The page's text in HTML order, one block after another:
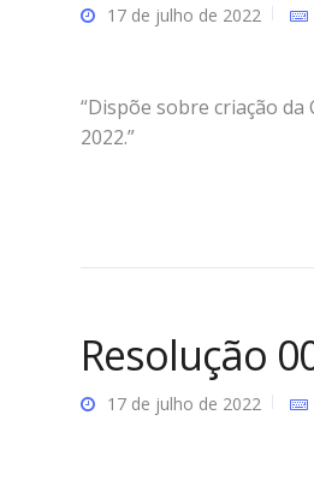
17 de julho de 2022
“Dispõe sobre criação
2022.”
Resolução
17 de julho de 2022